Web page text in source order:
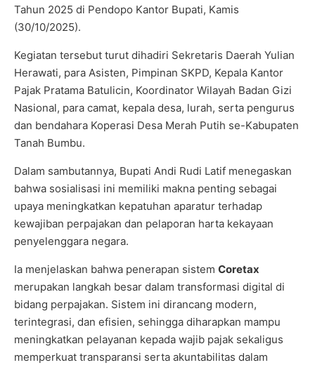
Tahun 2025 di Pendopo Kantor Bupati, Kamis
(30/10/2025).
Kegiatan tersebut turut dihadiri Sekretaris Daerah Yulian
Herawati, para Asisten, Pimpinan SKPD, Kepala Kantor
Pajak Pratama Batulicin, Koordinator Wilayah Badan Gizi
Nasional, para camat, kepala desa, lurah, serta pengurus
dan bendahara Koperasi Desa Merah Putih se-Kabupaten
Tanah Bumbu.
Dalam sambutannya, Bupati Andi Rudi Latif menegaskan
bahwa sosialisasi ini memiliki makna penting sebagai
upaya meningkatkan kepatuhan aparatur terhadap
kewajiban perpajakan dan pelaporan harta kekayaan
penyelenggara negara.
Ia menjelaskan bahwa penerapan sistem Coretax
merupakan langkah besar dalam transformasi digital di
bidang perpajakan. Sistem ini dirancang modern,
terintegrasi, dan efisien, sehingga diharapkan mampu
meningkatkan pelayanan kepada wajib pajak sekaligus
memperkuat transparansi serta akuntabilitas dalam